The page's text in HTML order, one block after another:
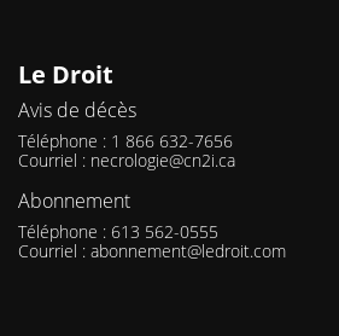
Le Droit
Avis de décès
Téléphone : 1 866 632-7656
Courriel : necrologie@cn2i.ca
Abonnement
Téléphone : 613 562-0555
Courriel : abonnement@ledroit.com